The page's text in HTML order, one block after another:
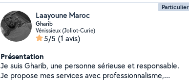
Particulier
Laayoune Maroc
Gharib
Vénissieux (Joliot-Curie)
5/5 (1 avis)
Présentation
Je suis Gharib, une personne sérieuse et responsable.
Je propose mes services avec professionnalisme,